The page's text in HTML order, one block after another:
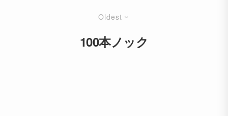
Oldest
100本ノック